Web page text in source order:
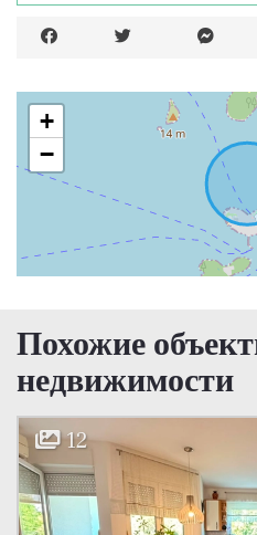
+
−
Похожие
недвижимости
9